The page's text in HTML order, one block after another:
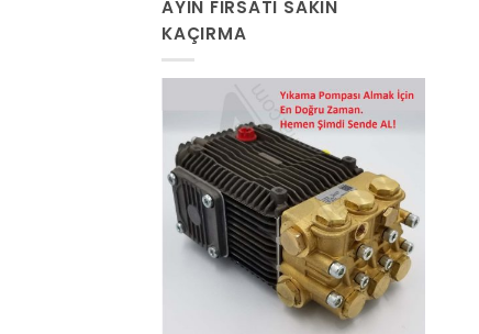
AYIN FIRSATI SAKIN
KAÇIRMA